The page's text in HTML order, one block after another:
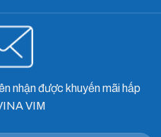
nhận được khuyến mãi hấp
VIM